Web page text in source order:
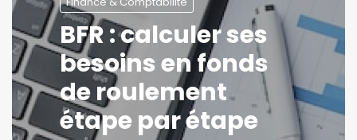
BFR : calculer ses
besoins en fonds
de roulement
étape par étape